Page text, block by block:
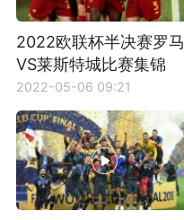
2022欧联杯半决赛罗马
VS莱斯特城比赛集锦
2022-05-06 09:21